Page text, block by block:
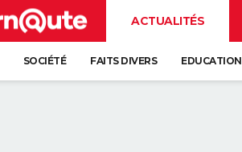
ACTUALITÉS
SOCIÉTÉ FAITS DIVERS EDUCATION